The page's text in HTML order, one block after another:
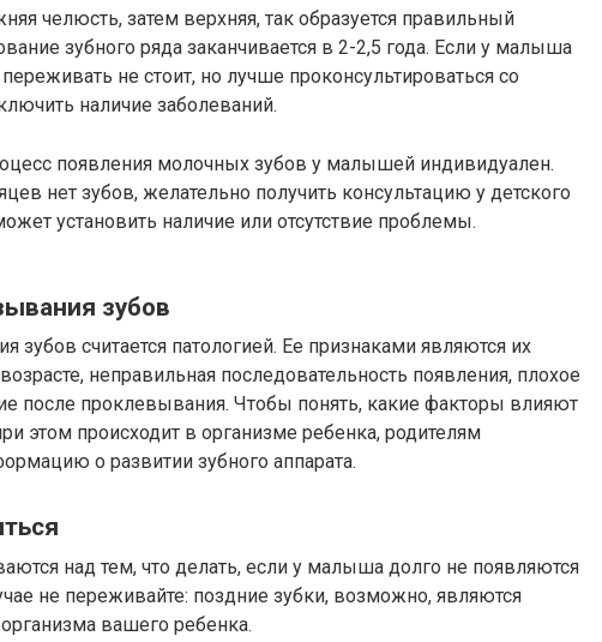
челюсть, затем верхняя, так образуется правильный
зубного ряда заканчивается в 2-2,5 года. Если у малыша
не стоит, но лучше проконсультироваться со
наличие заболеваний.
появления молочных зубов у малышей индивидуален.
нет зубов, желательно получить консультацию у детского
установить наличие или отсутствие проблемы.
зубов
зубов считается патологией. Ее признаками являются их
неправильная последовательность появления, плохое
после проклевывания. Чтобы понять, какие факторы влияют
этом происходит в организме ребенка, родителям
о развитии зубного аппарата.
над тем, что делать, если у малыша долго не появляются
не переживайте: поздние зубки, возможно, являются
вашего ребенка.